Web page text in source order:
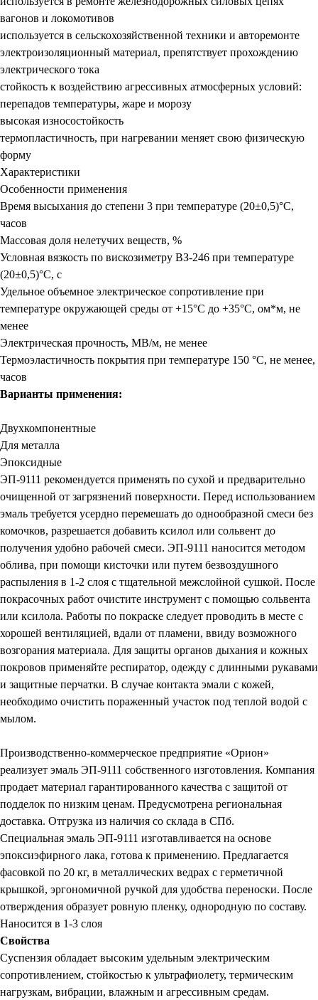
вагонов и локомотивов
используется в сельскохозяйственной техники и авторемонте
электроизоляционный материал, препятствует прохождению
электрического тока
стойкость к воздействию агрессивных атмосферных условий:
перепадов температуры, жаре и морозу
высокая износостойкость
термопластичность, при нагревании меняет свою физическую
форму
Характеристики
Особенности применения
Время высыхания до степени 3 при температуре (20±0,5)°C,
часов
Массовая доля нелетучих веществ, %
Условная вязкость по вискозиметру ВЗ-246 при температуре
(20±0,5)°C, с
Удельное объемное электрическое сопротивление при
температуре окружающей среды от +15°C до +35°C, ом*м, не
менее
Электрическая прочность, МВ/м, не менее
Термоэластичность покрытия при температуре 150 °C, не менее,
часов
Варианты применения:
Двухкомпонентные
Для металла
Эпоксидные
ЭП-9111 рекомендуется применять по сухой и предварительно
очищенной от загрязнений поверхности. Перед использованием
эмаль требуется усердно перемешать до однообразной смеси без
комочков, разрешается добавить ксилол или сольвент до
получения удобно рабочей смеси. ЭП-9111 наносится методом
облива, при помощи кисточки или путем безвоздушного
распыления в 1-2 слоя с тщательной межслойной сушкой. После
покрасочных работ очистите инструмент с помощью сольвента
или ксилола. Работы по покраске следует проводить в месте с
хорошей вентиляцией, вдали от пламени, ввиду возможного
возгорания материала. Для защиты органов дыхания и кожных
покровов применяйте респиратор, одежду с длинными рукавами
и защитные перчатки. В случае контакта эмали с кожей,
необходимо очистить пораженный участок под теплой водой с
мылом.
Производственно-коммерческое предприятие «Орион»
реализует эмаль ЭП-9111 собственного изготовления. Компания
продает материал гарантированного качества с защитой от
подделок по низким ценам. Предусмотрена региональная
доставка. Отгрузка из наличия со склада в СПб.
Специальная эмаль ЭП-9111 изготавливается на основе
эпоксиэфирного лака, готова к применению. Предлагается
фасовкой по 20 кг, в металлических ведрах с герметичной
крышкой, эргономичной ручкой для удобства переноски. После
отверждения образует ровную пленку, однородную по составу.
Наносится в 1-3 слоя
Свойства
Суспензия обладает высоким удельным электрическим
сопротивлением, стойкостью к ультрафиолету, термическим
нагрузкам, вибрации, влажным и агрессивным средам.